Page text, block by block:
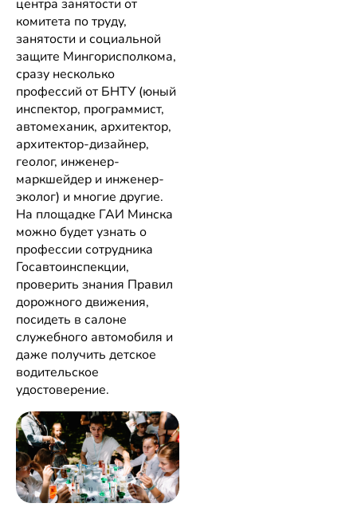
центра занятости от
комитета по труду,
занятости и социальной
защите Мингорисполкома,
сразу несколько
профессий от БНТУ (юный
инспектор, программист,
автомеханик, архитектор,
архитектор-дизайнер,
геолог, инженер-
маркшейдер и инженер-
эколог) и многие другие.
На площадке ГАИ Минска
можно будет узнать о
профессии сотрудника
Госавтоинспекции,
проверить знания Правил
дорожного движения,
посидеть в салоне
служебного автомобиля и
даже получить детское
водительское
удостоверение.